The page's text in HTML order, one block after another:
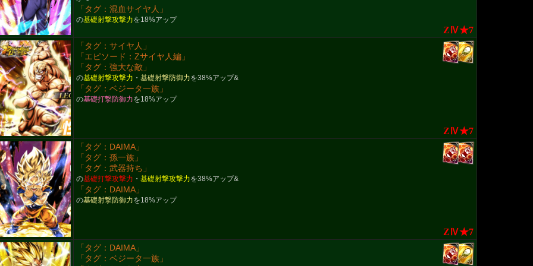
「タグ：混血サイヤ人」
の基礎射撃攻撃力を18%アップ
ZⅣ★7
「タグ：サイヤ人」
「エピソード：Zサイヤ人編」
「タグ：強大な敵」
の基礎射撃攻撃力 ・ 基礎射撃防御力を38%アップ&
「タグ：ベジータ一族」
の基礎打撃防御力を18%アップ
ZⅣ★7
「タグ：DAIMA」
「タグ：孫一族」
「タグ：武器持ち」
の基礎打撃攻撃力 ・ 基礎射撃攻撃力を38%アップ&
「タグ：DAIMA」
の基礎射撃防御力を18%アップ
ZⅣ★7
「タグ：DAIMA」
「タグ：ベジータ一族」